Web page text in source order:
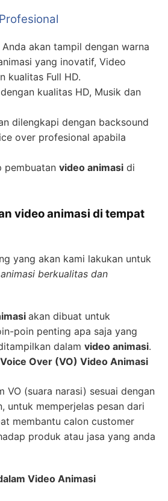
Anda akan tampil dengan warna
yang inovatif, Video
kualitas Full HD.
dengan kualitas HD, Musik dan
dilengkapi dengan backsound
over profesional apabila
pembuatan video animasi di
video animasi di tempat
yang akan kami lakukan untuk
berkualitas dan
akan dibuat untuk
poin penting apa saja yang
dalam video animasi.
Voice Over (VO) Video Animasi
VO (suara narasi) sesuai dengan
untuk memperjelas pesan dari
membantu calon customer
produk atau jasa yang anda
Video Animasi